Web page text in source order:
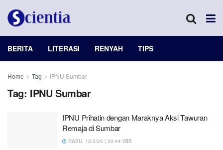
BERITA LITERASI RENYAH TIPS
Home Tag IPNU Sumbar
Tag: IPNU Sumbar
IPNU Prihatin dengan Maraknya Aksi Tawuran
Remaja di Sumbar
RABU, 12/3/25 | 20:44 WIB